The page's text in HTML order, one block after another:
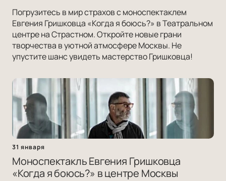
Погрузитесь в мир страхов с моноспектаклем
Евгения Гришковца «Когда я боюсь?» в Театральном
центре на Страстном. Откройте новые грани
творчества в уютной атмосфере Москвы. Не
упустите шанс увидеть мастерство Гришковца!
31 января
Моноспектакль Евгения Гришковца
«Когда я боюсь?» в центре Москвы